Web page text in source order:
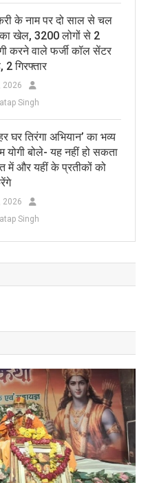
के नाम पर दो साल से चल
का खेल, 3200 लोगों से 2
करने वाले फर्जी कॉल सेंटर
गिरफ्तार
2026
Singh
घर तिरंगा अभियान’ का भव्य
योगी बोले- यह नहीं हो सकता
में और यहीं के प्रतीकों को
2026
Singh